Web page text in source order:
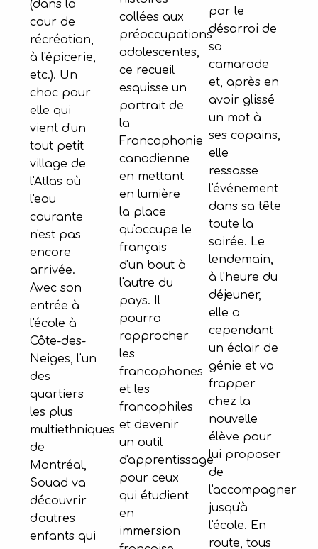
(dans la
cour de
récréation,
à l'épicerie,
etc.). Un
choc pour
elle qui
vient d'un
tout petit
village de
l'Atlas où
l'eau
courante
n'est pas
encore
arrivée.
Avec son
entrée à
l'école à
Côte-des-
Neiges, l'un
des
quartiers
les plus
multiethniques
de
Montréal,
Souad va
découvrir
d'autres
enfants qui
collées aux
préoccupations
adolescentes,
ce recueil
esquisse un
portrait de
la
Francophonie
canadienne
en mettant
en lumière
la place
qu'occupe le
français
d'un bout à
l'autre du
pays. Il
pourra
rapprocher
les
francophones
et les
francophiles
et devenir
un outil
d'apprentissage
pour ceux
qui étudient
en
immersion
par le
désarroi de
sa
camarade
et, après en
avoir glissé
un mot à
ses copains,
elle
ressasse
l'événement
dans sa tête
toute la
soirée. Le
lendemain,
à l'heure du
déjeuner,
elle a
cependant
un éclair de
génie et va
frapper
chez la
nouvelle
élève pour
lui proposer
de
l'accompagner
jusqu'à
l'école. En
route, tous